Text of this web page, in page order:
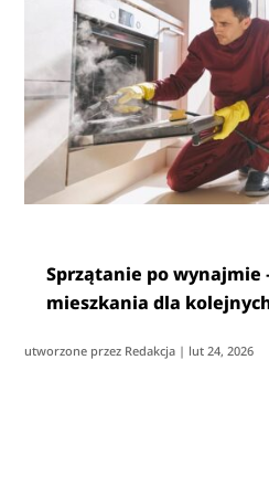
Sprzątanie po wynajmie
mieszkania dla
utworzone przez Redakcja | lut 24, 2026